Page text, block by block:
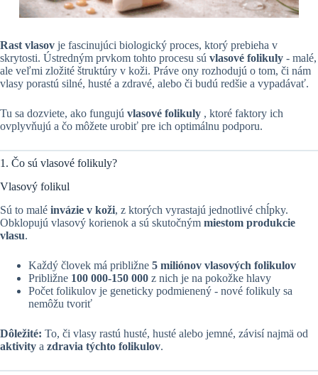
Rast vlasov je fascinujúci biologický proces, ktorý prebieha v
skrytosti. Ústredným prvkom tohto procesu sú vlasové folikuly - malé,
ale veľmi zložité štruktúry v koži. Práve ony rozhodujú o tom, či nám
vlasy porastú silné, husté a zdravé, alebo či budú redšie a vypadávať.
Tu sa dozviete, ako fungujú vlasové folikuly , ktoré faktory ich
ovplyvňujú a čo môžete urobiť pre ich optimálnu podporu.
1. Čo sú vlasové folikuly?
Vlasový folikul
Sú to malé invázie v koži, z ktorých vyrastajú jednotlivé chĺpky.
Obklopujú vlasový korienok a sú skutočným miestom produkcie
vlasu.
Každý človek má približne 5 miliónov vlasových folikulov
Približne 100 000-150 000 z nich je na pokožke hlavy
Počet folikulov je geneticky podmienený - nové folikuly sa
nemôžu tvoriť
Dôležité: To, či vlasy rastú husté, husté alebo jemné, závisí najmä od
aktivity a zdravia týchto folikulov.